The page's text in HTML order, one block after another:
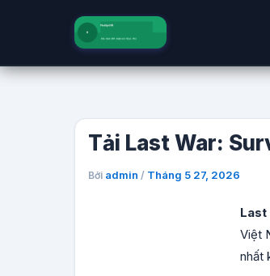
dung
Tải Last War:
Bởi admin / Tháng 5 27, 2026
Last
Việt
nhất